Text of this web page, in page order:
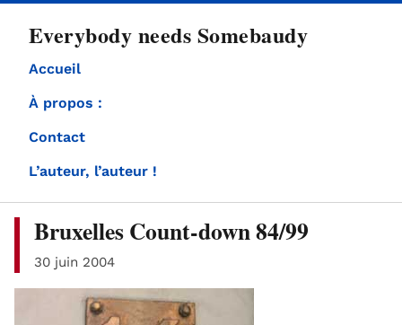
Everybody needs Somebaudy
Accueil
À propos :
Contact
L’auteur, l’auteur !
Bruxelles Count-down 84/99
30 juin 2004